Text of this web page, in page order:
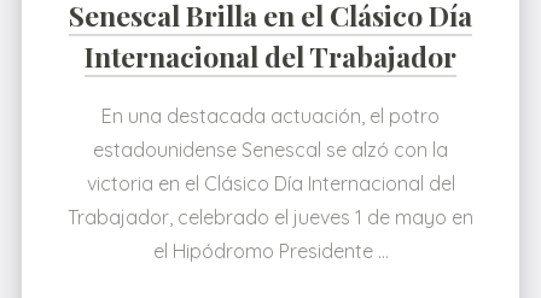
Senescal Brilla en el Clásico Día
Internacional del Trabajador
En una destacada actuación, el potro
estadounidense Senescal se alzó con la
victoria en el Clásico Día Internacional del
Trabajador, celebrado el jueves 1 de mayo en
el Hipódromo Presidente …